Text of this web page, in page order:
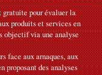
gratuite pour évaluer la
produits et services en
objectif via une analyse
face aux arnaques, aux
proposant des analyses